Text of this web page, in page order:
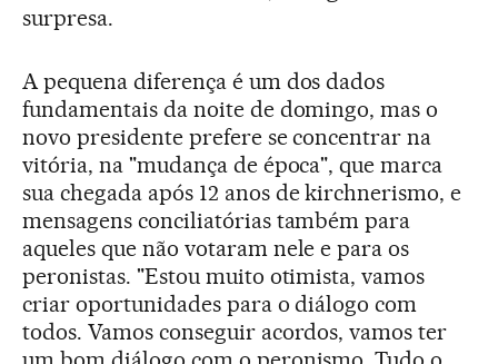
surpresa.
A pequena diferença é um dos dados
fundamentais da noite de domingo, mas o
novo presidente prefere se concentrar na
vitória, na "mudança de época", que marca
sua chegada após 12 anos de kirchnerismo, e
mensagens conciliatórias também para
aqueles que não votaram nele e para os
peronistas. "Estou muito otimista, vamos
criar oportunidades para o diálogo com
todos. Vamos conseguir acordos, vamos ter